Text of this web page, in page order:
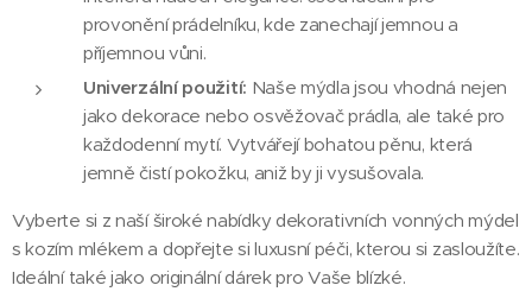
provonění prádelníku, kde zanechají jemnou a
příjemnou vůni.
Univerzální použití: Naše mýdla jsou vhodná nejen
jako dekorace nebo osvěžovač prádla, ale také pro
každodenní mytí. Vytvářejí bohatou pěnu, která
jemně čistí pokožku, aniž by ji vysušovala.
Vyberte si z naší široké nabídky dekorativních vonných mýdel
s kozím mlékem a dopřejte si luxusní péči, kterou si zasloužíte.
Ideální také jako originální dárek pro Vaše blízké.